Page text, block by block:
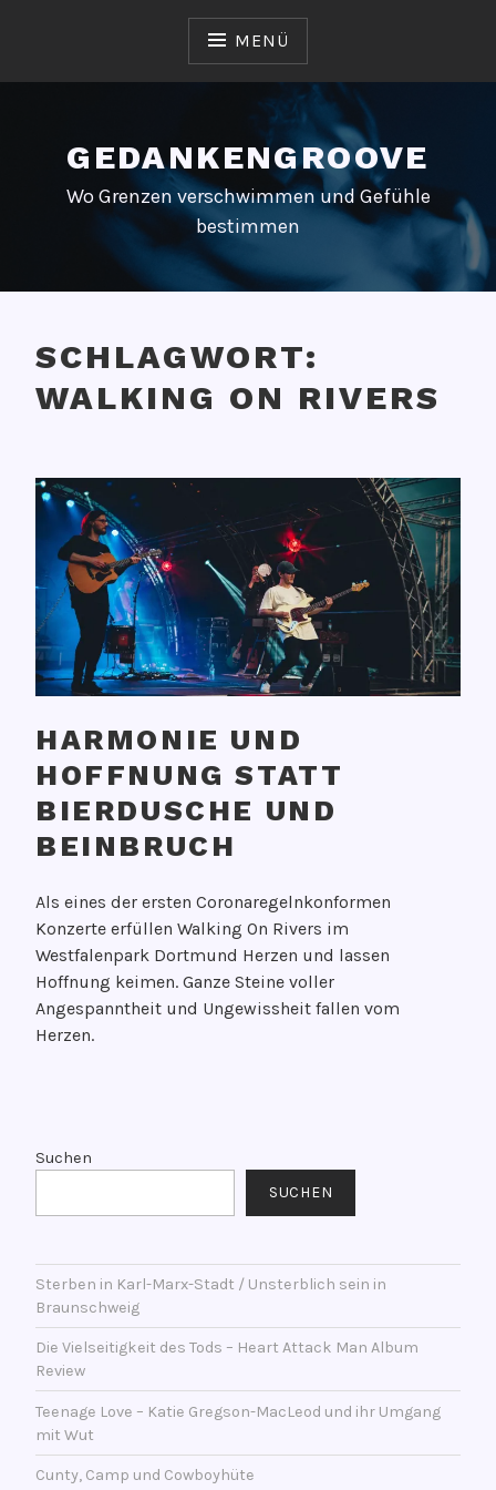
MENÜ
GEDANKENGROOVE
Wo Grenzen verschwimmen und Gefühle
bestimmen
SCHLAGWORT:
WALKING ON RIVERS
HARMONIE UND
HOFFNUNG STATT
BIERDUSCHE UND
BEINBRUCH
e
r
ö
f
f
e
i
c
m
1
.
J
a
n
u
Als eines der ersten Coronaregelnkonformen
Konzerte erfüllen Walking On Rivers im
Westfalenpark Dortmund Herzen und lassen
Hoffnung keimen. Ganze Steine voller
Angespanntheit und Ungewissheit fallen vom
Herzen.
r
c
l
a
g
w
o
r
e
t
Suchen
SUCHEN
Sterben in Karl-Marx-Stadt / Unsterblich sein in
Braunschweig
Die Vielseitigkeit des Tods – Heart Attack Man Album
Review
Teenage Love – Katie Gregson-MacLeod und ihr Umgang
mit Wut
Cunty, Camp und Cowboyhüte